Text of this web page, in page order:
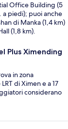
Office Building (5
a piedi); puoi anche
di Manka (1,4 km)
(1,8 km).
Plus Ximending
in zona
di Ximen e a 17
considerano